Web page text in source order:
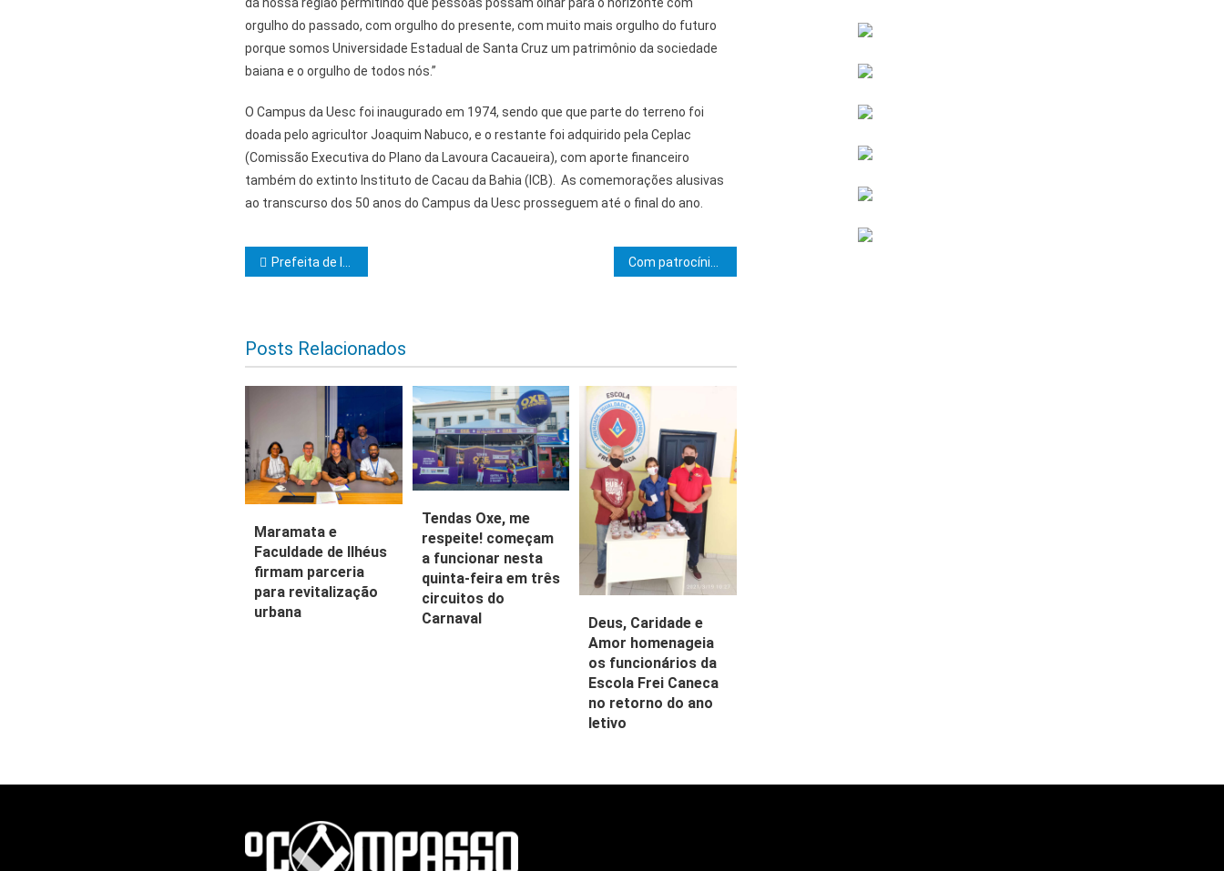
da nossa região permitindo que pessoas possam olhar para o horizonte com
orgulho do passado, com orgulho do presente, com muito mais orgulho do futuro
porque somos Universidade Estadual de Santa Cruz um patrimônio da sociedade
baiana e o orgulho de todos nós.”
O Campus da Uesc foi inaugurado em 1974, sendo que que parte do terreno foi
doada pelo agricultor Joaquim Nabuco, e o restante foi adquirido pela Ceplac
(Comissão Executiva do Plano da Lavoura Cacaueira), com aporte financeiro
também do extinto Instituto de Cacau da Bahia (ICB). As comemorações alusivas
ao transcurso dos 50 anos do Campus da Uesc prosseguem até o final do ano.
Navegação de Post
Prefeita de Ibicaraí participa da entrega de novo mobiliário para as escolas municipais Com patrocínio da Bahiagás, Bienal do Livro Bahia acontece em Salvador
Posts Relacionados
Maramata e
Faculdade de Ilhéus
firmam parceria
para revitalização
urbana
Tendas Oxe, me
respeite! começam
a funcionar nesta
quinta-feira em três
circuitos do
Carnaval
Deus, Caridade e
Amor homenageia
os funcionários da
Escola Frei Caneca
no retorno do ano
letivo